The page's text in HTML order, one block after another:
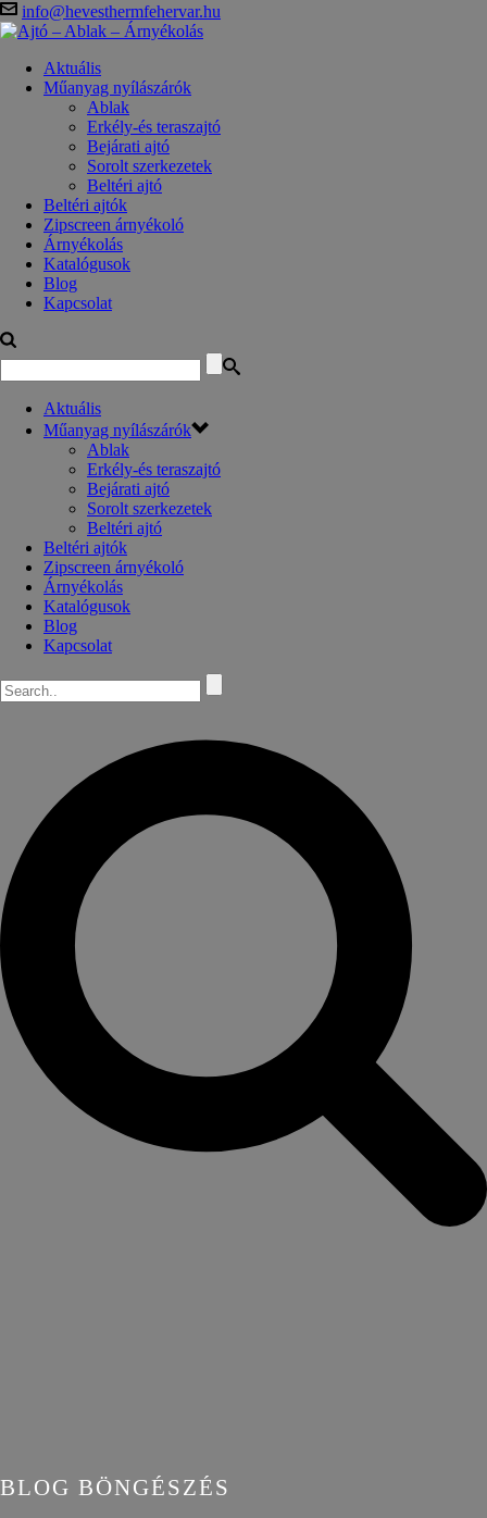
info@hevesthermfehervar.hu
Aktuális
Műanyag nyílászárók
Ablak
Erkély-és teraszajtó
Bejárati ajtó
Sorolt szerkezetek
Beltéri ajtó
Beltéri ajtók
Zipscreen árnyékoló
Árnyékolás
Katalógusok
Blog
Kapcsolat
Aktuális
Műanyag nyílászárók
Ablak
Erkély-és teraszajtó
Bejárati ajtó
Sorolt szerkezetek
Beltéri ajtó
Beltéri ajtók
Zipscreen árnyékoló
Árnyékolás
Katalógusok
Blog
Kapcsolat
BLOG BÖNGÉSZÉS